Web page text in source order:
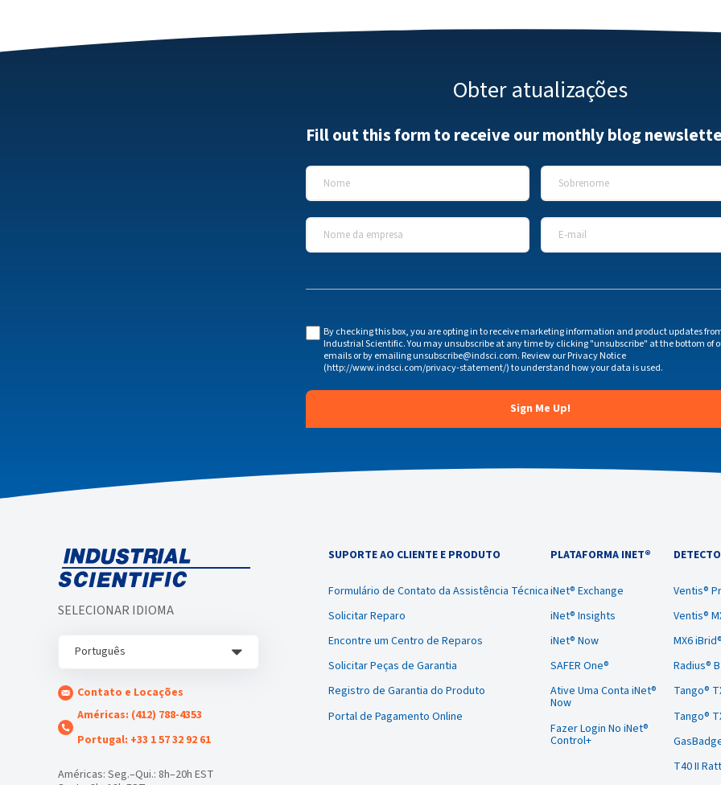
Obter atualizações
Fill out this form to receive our monthly blog
Nome Sobrenome
Nome da empresa E-mail
By checking this box, you are opting in to receive marketing information and product updates
Industrial Scientific. You may unsubscribe at any time by clicking "unsubscribe" at the bottom of
emails or by emailing unsubscribe@indsci.com. Review our Privacy Notice
(http://www.indsci.com/privacy-statement/) to understand how your data is used.
SELECIONAR IDIOMA
Português
Contato e Locações
Américas: (412) 788-4353
Portugal: +33 1 57 32 92 61
Américas: Seg.–Qui.: 8h–20h EST
SUPORTE AO CLIENTE E PRODUTO
Formulário de Contato da Assistência Técnica
Solicitar Reparo
Encontre um Centro de Reparos
Solicitar Peças de Garantia
Registro de Garantia do Produto
Portal de Pagamento Online
PLATAFORMA INET®
iNet® Exchange
iNet® Insights
iNet® Now
SAFER One®
Ative Uma Conta iNet®
Now
Fazer Login No iNet®
Control+
Ventis®
Ventis®
MX6 iBrid®
Radius®
Tango®
Tango®
T40 II